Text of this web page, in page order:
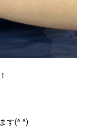
す(^ ^)